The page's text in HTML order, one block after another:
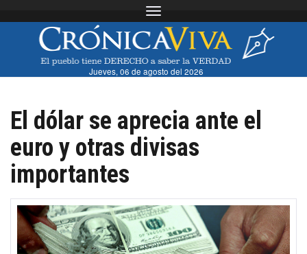
Toggle navigation
Jueves, 06 de agosto del 2026
El dólar se aprecia ante el
euro y otras divisas
importantes